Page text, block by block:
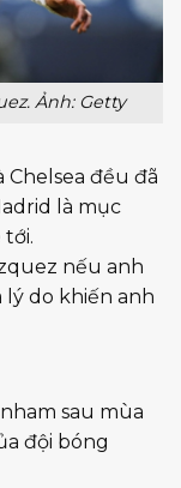
Ảnh: Getty
Chelsea đều đã
là mục
nếu anh
lý do khiến anh
sau mùa
đội bóng